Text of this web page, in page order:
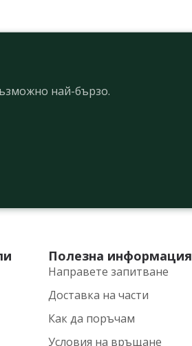
най-бързо.
Полезна информация
Направете запитване
Доставка на части
Как да поръчам
Условия на връщане